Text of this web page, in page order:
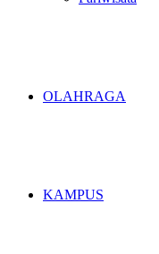
OLAHRAGA
KAMPUS